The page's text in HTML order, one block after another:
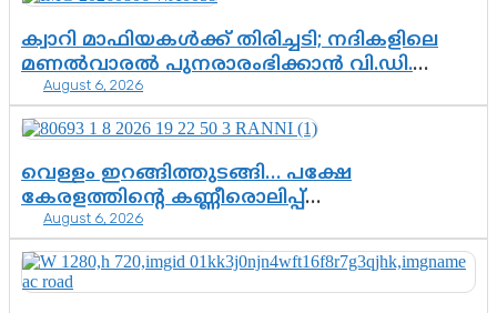
കസ്റ്റഡിയിലായാൽ പുറത്തുവരുക
എന്തൊക്കെ വിവരങ്ങൾ?”
ക്വാറി മാഫിയകൾക്ക് തിരിച്ചടി; നദികളിലെ
മണൽവാരൽ പുനരാരംഭിക്കാൻ വി.ഡി.
സർക്കാർ തീരുമാനം
August 6, 2026
വെള്ളം ഇറങ്ങിത്തുടങ്ങി… പക്ഷേ
കേരളത്തിന്റെ കണ്ണീരൊലിപ്പ്
എന്നവസാനിക്കും?
August 6, 2026